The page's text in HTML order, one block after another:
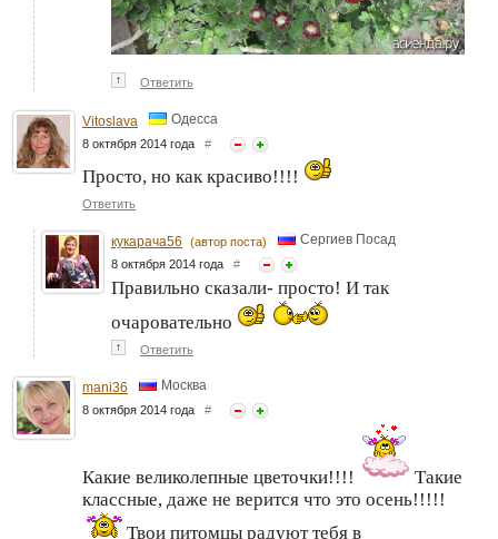
↑ Ответить
Vitoslava Одесса
8 октября 2014 года #
Просто, но как красиво!!!!
Ответить
кукарача56 (автор поста) Сергиев Посад
8 октября 2014 года #
Правильно сказали- просто! И так
очаровательно
↑ Ответить
mani36 Москва
8 октября 2014 года #
Какие великолепные цветочки!!!!
Такие
классные, даже не верится что это осень!!!!!
Твои питомцы радуют тебя в